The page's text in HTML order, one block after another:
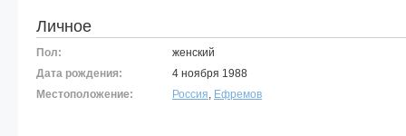
Личное
Пол:
женский
Дата рождения:
4 ноября 1988
Местоположение:
Россия, Ефремов